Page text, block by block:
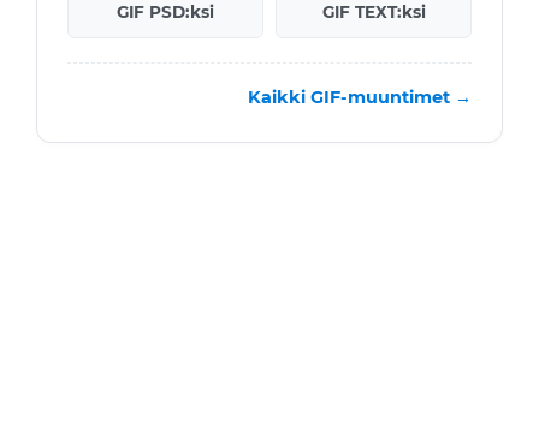
GIF PSD:ksi GIF TEXT:ksi
Kaikki GIF-muuntimet →